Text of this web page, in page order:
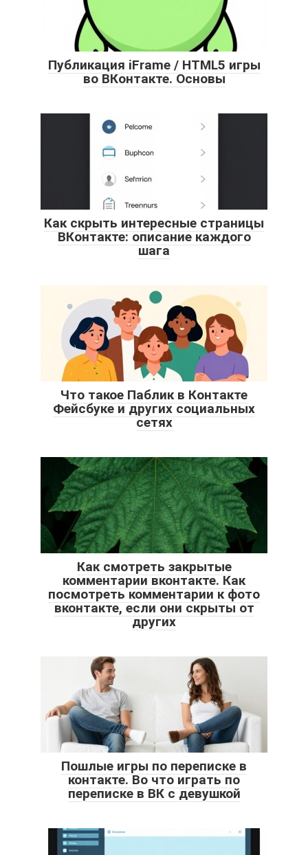
Публикация iFrame / HTML5 игры
во ВКонтакте. Основы
Как скрыть интересные страницы
ВКонтакте: описание каждого
шага
Что такое Паблик в Контакте
Фейсбуке и других социальных
сетях
Как смотреть закрытые
комментарии вконтакте. Как
посмотреть комментарии к фото
вконтакте, если они скрыты от
других
Пошлые игры по переписке в
контакте. Во что играть по
переписке в ВК с девушкой